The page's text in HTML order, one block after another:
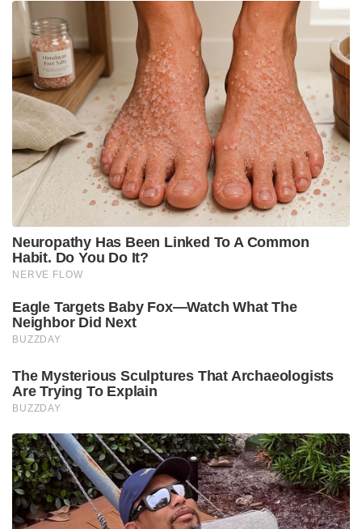
Neuropathy Has Been Linked To A Common
Habit. Do You Do It?
NERVE FLOW
Eagle Targets Baby Fox—Watch What The
Neighbor Did Next
BUZZDAY
The Mysterious Sculptures That Archaeologists
Are Trying To Explain
BUZZDAY